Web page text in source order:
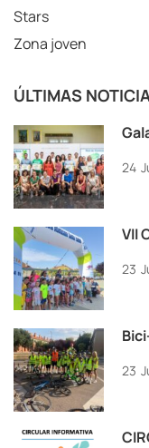
Stars
Zona joven
ÚLTIMAS
24
VII
23
23